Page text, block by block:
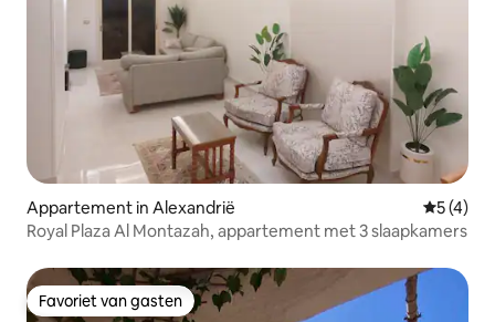
Appartement in Alexandrië
5 (4)
Royal Plaza Al Montazah, appartement met 3 slaapkamers
Favoriet van gasten
Favoriet van gasten